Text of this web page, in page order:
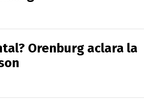
Orenburg aclara la